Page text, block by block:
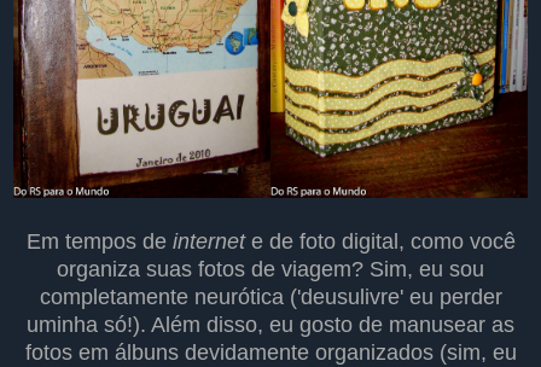
Em tempos de internet e de foto digital, como você
organiza suas fotos de viagem? Sim, eu sou
completamente neurótica ('deusulivre' eu perder
uminha só!). Além disso, eu gosto de manusear as
fotos em álbuns devidamente organizados (sim, eu